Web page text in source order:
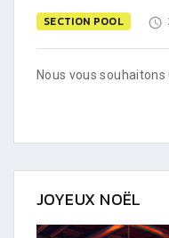
SECTION POOL
Nous vous
JOYEUX NOËL